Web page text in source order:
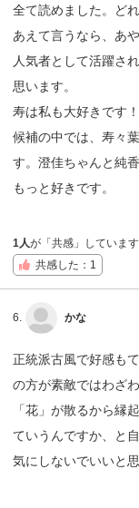
全て読めました。ど
あえて言うなら、あ
人気者として活躍さ
思います。
寿は私も大好きです
候補の中では、寿々
す。澄佳ちゃんと純
もっと好きです。
1人が「共感」しています
共感した：1
6. かな
正統派古風で好感も
の方が素敵ではわざ
「花」が散るから縁
ていうんですか、と
気にしないでいいと